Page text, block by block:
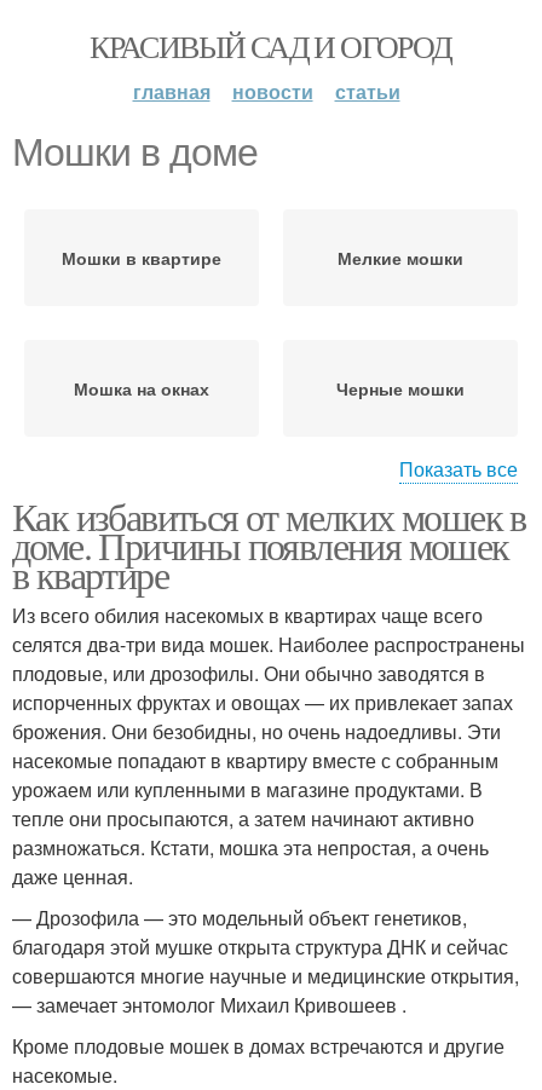
КРАСИВЫЙ САД И ОГОРОД
главная новости статьи
Мошки в доме
Мошки в квартире Мелкие мошки
Мошка на окнах Черные мошки
Мошка в квартире
Показать все
Как избавиться от мелких мошек в
доме. Причины появления мошек
в квартире
Из всего обилия насекомых в квартирах чаще всего
селятся два-три вида мошек. Наиболее распространены
плодовые, или дрозофилы. Они обычно заводятся в
испорченных фруктах и овощах — их привлекает запах
брожения. Они безобидны, но очень надоедливы. Эти
насекомые попадают в квартиру вместе с собранным
урожаем или купленными в магазине продуктами. В
тепле они просыпаются, а затем начинают активно
размножаться. Кстати, мошка эта непростая, а очень
даже ценная.
— Дрозофила — это модельный объект генетиков,
благодаря этой мушке открыта структура ДНК и сейчас
совершаются многие научные и медицинские открытия,
— замечает энтомолог Михаил Кривошеев .
Кроме плодовые мошек в домах встречаются и другие
насекомые.